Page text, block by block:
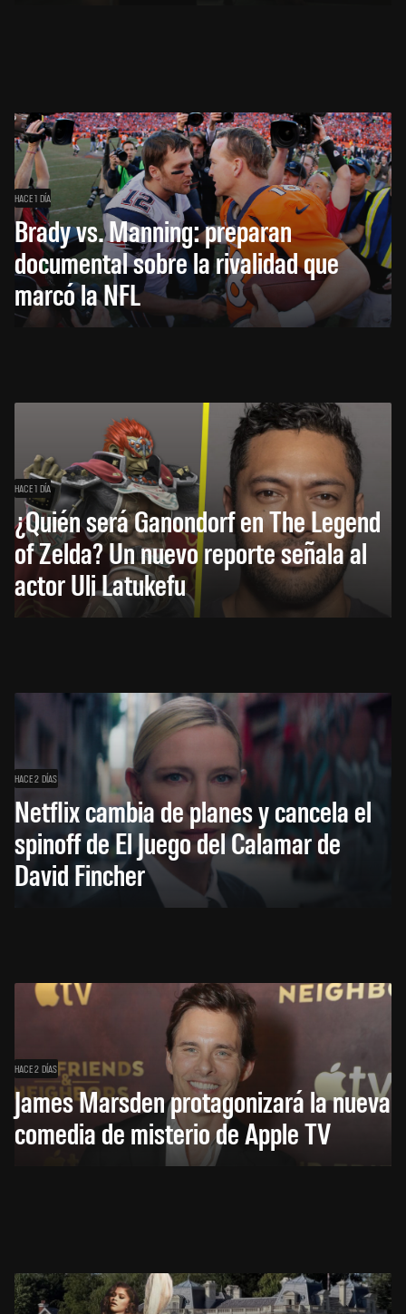
HACE 1 DÍA
Brady vs. Manning: preparan
documental sobre la rivalidad que
marcó la NFL
HACE 1 DÍA
¿Quién será Ganondorf en The Legend
of Zelda? Un nuevo reporte señala al
actor Uli Latukefu
HACE 2 DÍAS
Netflix cambia de planes y cancela el
spinoff de El Juego del Calamar de
David Fincher
HACE 2 DÍAS
James Marsden protagonizará la nueva
comedia de misterio de Apple TV